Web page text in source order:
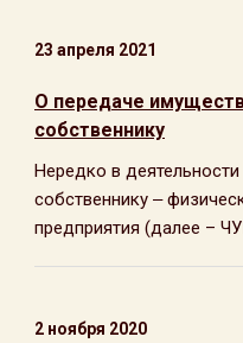
23 апреля 2021
О передаче
собственнику
Нередко в
собственнику ‒
предприятия (далее –
2 ноября 2020